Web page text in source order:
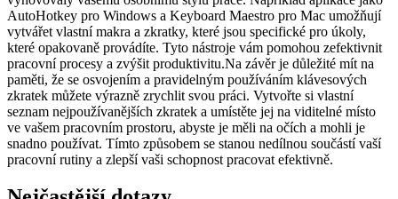
AutoHotkey pro Windows a Keyboard Maestro pro Mac umožňují
vytvářet vlastní makra a zkratky, které jsou specifické pro úkoly,
které opakovaně provádíte. Tyto nástroje vám pomohou zefektivnit
pracovní procesy a zvýšit produktivitu.Na závěr je důležité mít na
paměti, že se osvojením a pravidelným používáním klávesových
zkratek můžete výrazně zrychlit svou práci. Vytvořte si vlastní
seznam nejpoužívanějších zkratek a umístěte jej na viditelné místo
ve vašem pracovním prostoru, abyste je měli na očích a mohli je
snadno používat. Tímto způsobem se stanou nedílnou součástí vaší
pracovní rutiny a zlepší vaši schopnost pracovat efektivně.